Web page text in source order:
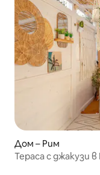
Дом – Рим
Тераса с джакузи